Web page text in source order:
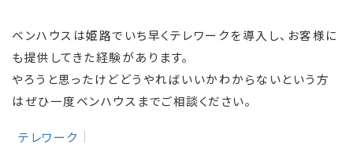
ベンハウスは姫路でいち早くテレワークを導入し、お客様に
も提供してきた経験があります。
やろうと思ったけどどうやればいいかわからないという方
はぜひ一度ベンハウスまでご相談ください。
テレワーク